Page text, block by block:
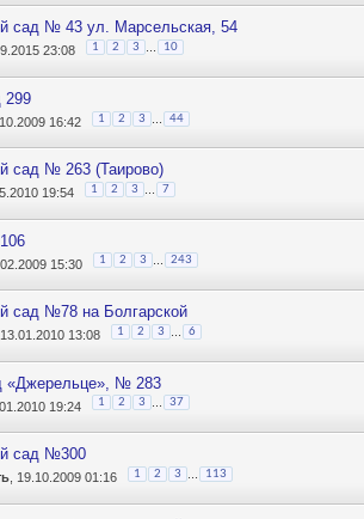
сад № 43 ул. Марсельская, 54
23:08 1 2 3 10
299
16:42 1 2 3 44
сад № 263 (Таирово)
19:54 1 2 3 7
15:30 1 2 3 ... 243
сад №78 на Болгарской
, 13.01.2010 13:08 1 2 3 6
«Джерельце», № 283
19:24 1 2 3 37
сад №300
, 19.10.2009 01:16 1 2 3 113